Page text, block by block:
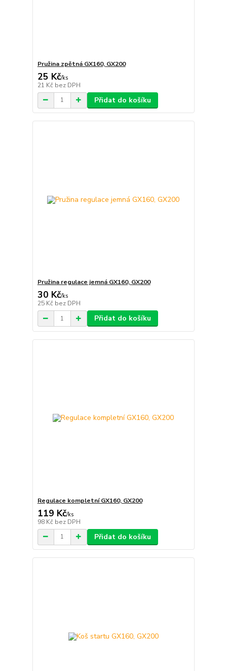
Pružina zpětná GX160, GX200
25 Kč/ks
21 Kč bez DPH
Přidat do košíku
Pružina regulace jemná GX160, GX200
30 Kč/ks
25 Kč bez DPH
Přidat do košíku
Regulace kompletní GX160, GX200
119 Kč/ks
98 Kč bez DPH
Přidat do košíku